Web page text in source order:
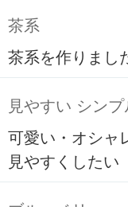
茶系
茶系を作りまし
見やすい シンプ
可愛い・オシャ
見やすくした